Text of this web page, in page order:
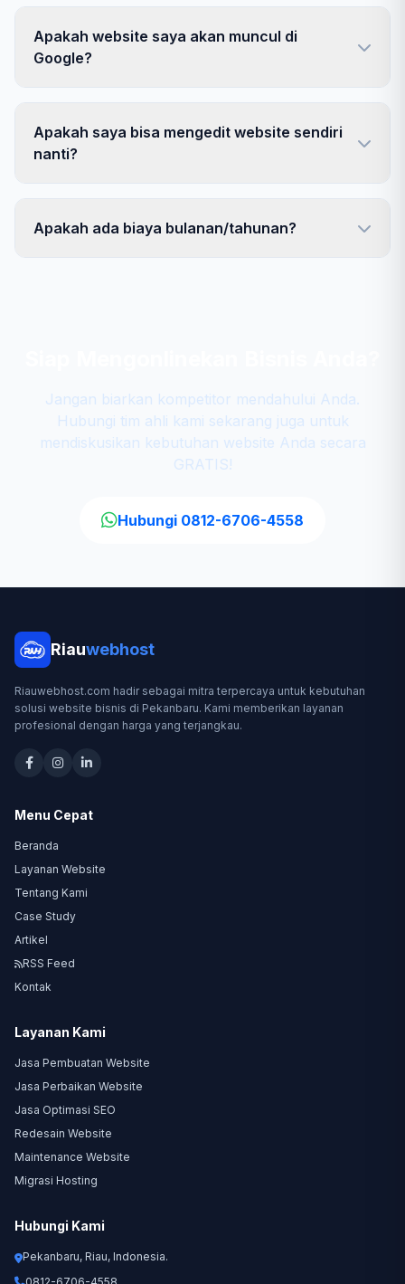
Apakah website saya akan muncul di
Google?
Apakah saya bisa mengedit website sendiri
nanti?
Apakah ada biaya bulanan/tahunan?
Jangan biarkan kompetitor mendahului Anda.
Hubungi tim ahli kami sekarang juga untuk
mendiskusikan kebutuhan website Anda secara
GRATIS!
Hubungi 0812-6706-4558
Riauwebhost
Riauwebhost.com hadir sebagai mitra terpercaya untuk kebutuhan
solusi website bisnis di Pekanbaru. Kami memberikan layanan
profesional dengan harga yang terjangkau.
Menu Cepat
Beranda
Layanan Website
Tentang Kami
Case Study
Artikel
RSS Feed
Kontak
Layanan Kami
Jasa Pembuatan Website
Jasa Perbaikan Website
Jasa Optimasi SEO
Redesain Website
Maintenance Website
Migrasi Hosting
Hubungi Kami
Pekanbaru, Riau, Indonesia.